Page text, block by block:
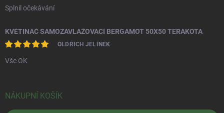
Splnil očekávání
KVĚTINÁČ SAMOZAVLAŽOVACÍ BERGAMOT 50X50 TERAKOTA
OLDŘICH JELÍNEK
Vše OK
NÁKUPNÍ KOŠÍK